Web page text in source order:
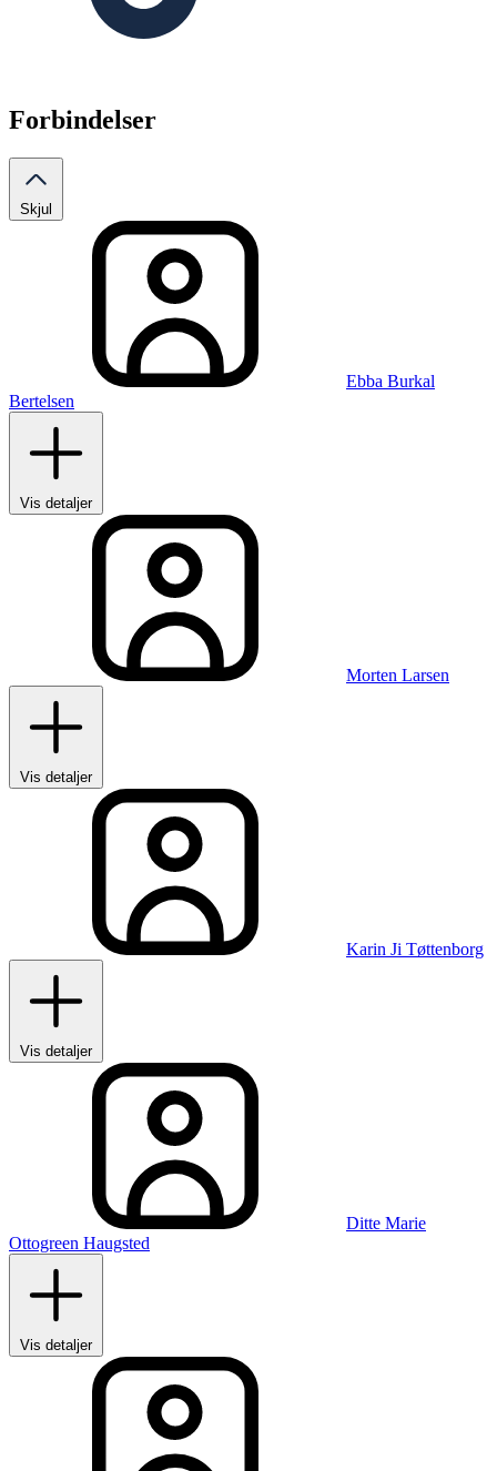
Forbindelser
Skjul
Ebba Burkal
Bertelsen
Vis detaljer
Morten Larsen
Vis detaljer
Karin Ji Tøttenborg
Vis detaljer
Ditte Marie
Ottogreen Haugsted
Vis detaljer